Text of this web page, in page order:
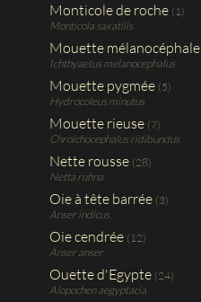
Monticole de roche (1)
Monticola saxatilis
Mouette mélanocéphale
Ichthyaetus melanocephalus
Mouette pygmée (5)
Hydrocoleus minutus
Mouette rieuse (7)
Chroichocephalus ridibundus
Nette rousse (28)
Netta rufina
Oie à tête barrée (3)
Anser indicus
Oie cendrée (12)
Anser anser
Ouette d'Egypte (24)
Alopochen aegyptacia